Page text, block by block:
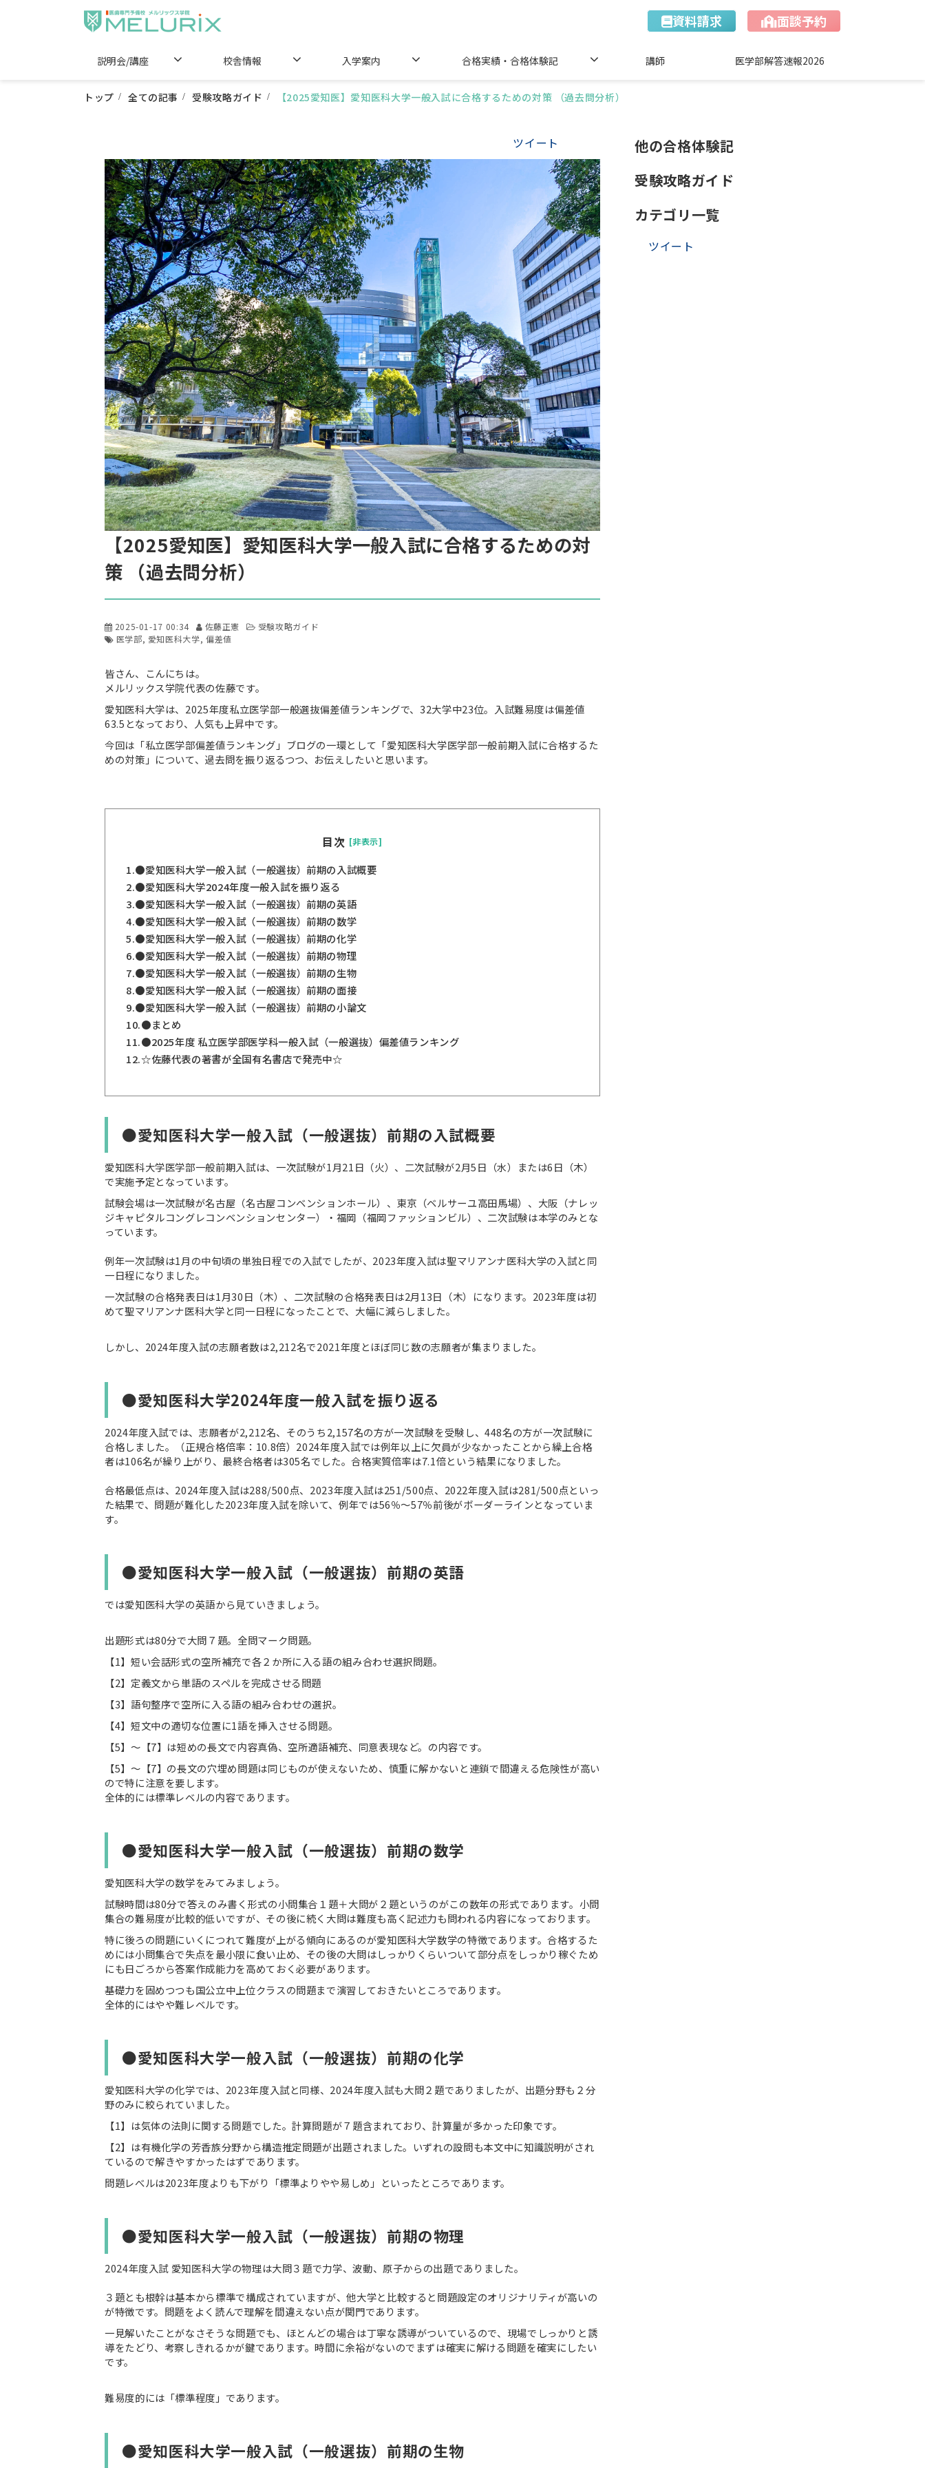
資料請求 面談予約
説明会/講座 校舎情報 入学案内 合格実績・合格体験記 講師 医学部解答速報2026
トップ 全ての記事 受験攻略ガイド 【2025愛知医】愛知医科大学一般入試に合格するための対策 （過去問分析）
ツイート
【2025愛知医】愛知医科大学一般入試に合格するための対
策 （過去問分析）
2025-01-17 00:34 佐藤正憲
受験攻略ガイド
医学部 愛知医科大学 偏差値
皆さん、こんにちは。
メルリックス学院代表の佐藤です。
愛知医科大学は、2025年度私立医学部一般選抜偏差値ランキングで、32大学中23位。入試難易度は偏差値
63.5となっており、人気も上昇中です。
今回は「私立医学部偏差値ランキング」ブログの一環として「愛知医科大学医学部一般前期入試に合格するた
めの対策」について、過去問を振り返るつつ、お伝えしたいと思います。
目次 [非表示]
1.●愛知医科大学一般入試（一般選抜）前期の入試概要
2.●愛知医科大学2024年度一般入試を振り返る
3.●愛知医科大学一般入試（一般選抜）前期の英語
4.●愛知医科大学一般入試（一般選抜）前期の数学
5.●愛知医科大学一般入試（一般選抜）前期の化学
6.●愛知医科大学一般入試（一般選抜）前期の物理
7.●愛知医科大学一般入試（一般選抜）前期の生物
8.●愛知医科大学一般入試（一般選抜）前期の面接
9.●愛知医科大学一般入試（一般選抜）前期の小論文
10.●まとめ
11.●2025年度 私立医学部医学科一般入試（一般選抜）偏差値ランキング
12.☆佐藤代表の著書が全国有名書店で発売中☆
●愛知医科大学一般入試（一般選抜）前期の入試概要
愛知医科大学医学部一般前期入試は、一次試験が1月21日（火）、二次試験が2月5日（水）または6日（木）
で実施予定となっています。
試験会場は一次試験が名古屋（名古屋コンベンションホール）、東京（ベルサーユ高田馬場）、大阪（ナレッ
ジキャピタルコングレコンベンションセンター）・福岡（福岡ファッションビル）、二次試験は本学のみとな
っています。
例年一次試験は1月の中旬頃の単独日程での入試でしたが、2023年度入試は聖マリアンナ医科大学の入試と同
一日程になりました。
一次試験の合格発表日は1月30日（木）、二次試験の合格発表日は2月13日（木）になります。2023年度は初
めて聖マリアンナ医科大学と同一日程になったことで、大幅に減らしました。
しかし、2024年度入試の志願者数は2,212名で2021年度とほぼ同じ数の志願者が集まりました。
●愛知医科大学2024年度一般入試を振り返る
2024年度入試では、志願者が2,212名、そのうち2,157名の方が一次試験を受験し、448名の方が一次試験に
合格しました。（正規合格倍率：10.8倍）2024年度入試では例年以上に欠員が少なかったことから繰上合格
者は106名が繰り上がり、最終合格者は305名でした。合格実質倍率は7.1倍という結果になりました。
合格最低点は、2024年度入試は288/500点、2023年度入試は251/500点、2022年度入試は281/500点といっ
た結果で、問題が難化した2023年度入試を除いて、例年では56％～57％前後がボーダーラインとなっていま
す。
●愛知医科大学一般入試（一般選抜）前期の英語
では愛知医科大学の英語から見ていきましょう。
出題形式は80分で大問７題。全問マーク問題。
【1】短い会話形式の空所補充で各２か所に入る語の組み合わせ選択問題。
【2】定義文から単語のスペルを完成させる問題
【3】語句整序で空所に入る語の組み合わせの選択。
【4】短文中の適切な位置に1語を挿入させる問題。
【5】～【7】は短めの長文で内容真偽、空所適語補充、同意表現など。の内容です。
【5】～【7】の長文の穴埋め問題は同じものが使えないため、慎重に解かないと連鎖で間違える危険性が高い
ので特に注意を要します。
全体的には標準レベルの内容であります。
●愛知医科大学一般入試（一般選抜）前期の数学
愛知医科大学の数学をみてみましょう。
試験時間は80分で答えのみ書く形式の小問集合１題＋大問が２題というのがこの数年の形式であります。小問
集合の難易度が比較的低いですが、その後に続く大問は難度も高く記述力も問われる内容になっております。
特に後ろの問題にいくにつれて難度が上がる傾向にあるのが愛知医科大学数学の特徴であります。合格するた
めには小問集合で失点を最小限に食い止め、その後の大問はしっかりくらいついて部分点をしっかり稼ぐため
にも日ごろから答案作成能力を高めておく必要があります。
基礎力を固めつつも国公立中上位クラスの問題まで演習しておきたいところであります。
全体的にはやや難レベルです。
●愛知医科大学一般入試（一般選抜）前期の化学
愛知医科大学の化学では、2023年度入試と同様、2024年度入試も大問２題でありましたが、出題分野も２分
野のみに絞られていました。
【1】は気体の法則に関する問題でした。計算問題が７題含まれており、計算量が多かった印象です。
【2】は有機化学の芳香族分野から構造推定問題が出題されました。いずれの設問も本文中に知識説明がされ
ているので解きやすかったはずであります。
問題レべルは2023年度よりも下がり「標準よりやや易しめ」といったところであります。
●愛知医科大学一般入試（一般選抜）前期の物理
2024年度入試 愛知医科大学の物理は大問３題で力学、波動、原子からの出題でありました。
３題とも根幹は基本から標準で構成されていますが、他大学と比較すると問題設定のオリジナリティが高いの
が特徴です。問題をよく読んで理解を間違えない点が関門であります。
一見解いたことがなさそうな問題でも、ほとんどの場合は丁寧な誘導がついているので、現場でしっかりと誘
導をたどり、考察しきれるかが鍵であります。時間に余裕がないのでまずは確実に解ける問題を確実にしたい
です。
難易度的には「標準程度」であります。
●愛知医科大学一般入試（一般選抜）前期の生物
他の合格体験記
受験攻略ガイド
カテゴリ一覧
ツイート